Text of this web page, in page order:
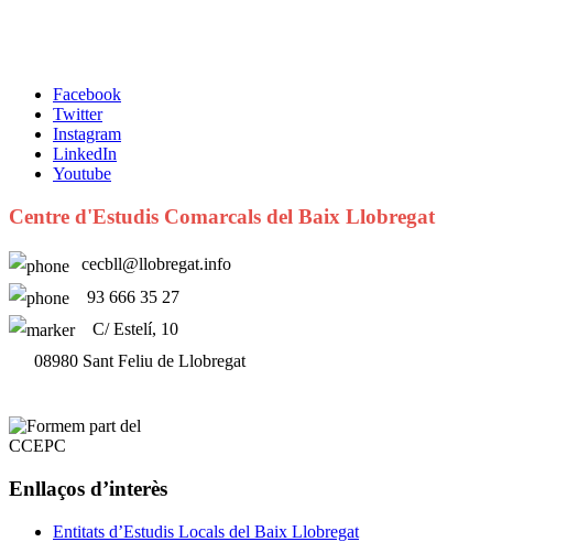
Facebook
Twitter
Instagram
LinkedIn
Youtube
Centre d'Estudis Comarcals del Baix Llobregat
cecbll@llobregat.info
93 666 35 27
C/ Estelí, 10
08980 Sant Feliu de Llobregat
Enllaços d’interès
Entitats d’Estudis Locals del Baix Llobregat